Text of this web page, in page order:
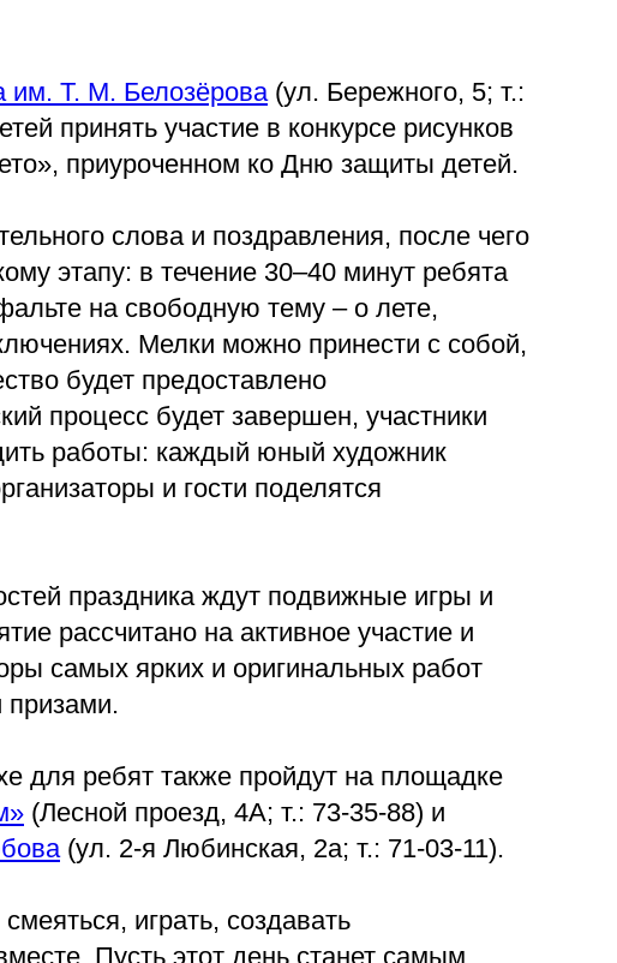
им. Т. М. Белозёрова (ул. Бережного, 5; т.:
принять участие в конкурсе рисунков
приуроченном ко Дню защиты детей.
слова и поздравления, после чего
этапу: в течение 30–40 минут ребята
на свободную тему – о лете,
Мелки можно принести с собой,
будет предоставлено
процесс будет завершен, участники
работы: каждый юный художник
и гости поделятся
праздника ждут подвижные игры и
рассчитано на активное участие и
самых ярких и оригинальных работ
призами.
для ребят также пройдут на площадке
(Лесной проезд, 4А; т.: 73-35-88) и
(ул. 2-я Любинская, 2а; т.: 71-03-11).
играть, создавать
Пусть этот день станет самым